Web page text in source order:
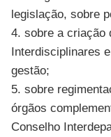
legislação, sobre
4. sobre a criação
Interdisciplinares
gestão;
5. sobre
órgãos
Conselho